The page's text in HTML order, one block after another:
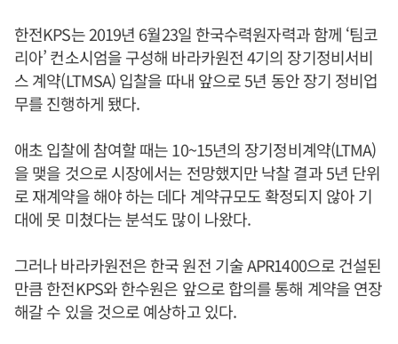
한전KPS는 2019년 6월23일 한국수력원자력과 함께 ‘팀코
리아’ 컨소시엄을 구성해 바라카원전 4기의 장기정비서비
스 계약(LTMSA) 입찰을 따내 앞으로 5년 동안 장기 정비업
무를 진행하게 됐다.
애초 입찰에 참여할 때는 10~15년의 장기정비계약(LTMA)
을 맺을 것으로 시장에서는 전망했지만 낙찰 결과 5년 단위
로 재계약을 해야 하는 데다 계약규모도 확정되지 않아 기
대에 못 미쳤다는 분석도 많이 나왔다.
그러나 바라카원전은 한국 원전 기술 APR1400으로 건설된
만큼 한전KPS와 한수원은 앞으로 합의를 통해 계약을 연장
해갈 수 있을 것으로 예상하고 있다.